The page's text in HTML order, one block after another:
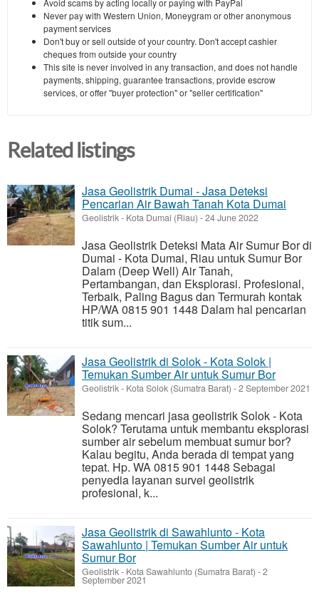
Avoid scams by acting locally or paying with PayPal
Never pay with Western Union, Moneygram or other anonymous
payment services
Don't buy or sell outside of your country. Don't accept cashier
cheques from outside your country
This site is never involved in any transaction, and does not handle
payments, shipping, guarantee transactions, provide escrow
services, or offer "buyer protection" or "seller certification"
Related listings
Jasa Geolistrik Dumai - Jasa Deteksi
Pencarian Air Bawah Tanah Kota Dumai
Geolistrik- Kota Dumai (Riau) -24 June 2022
Jasa Geolistrik Deteksi Mata Air Sumur Bor di
Dumai - Kota Dumai, Riau untuk Sumur Bor
Dalam (Deep Well) Air Tanah,
Pertambangan, dan Eksplorasi. Profesional,
Terbaik, Paling Bagus dan Termurah kontak
HP/WA 0815 901 1448 Dalam hal pencarian
titik sum...
Jasa Geolistrik di Solok - Kota Solok |
Temukan Sumber Air untuk Sumur Bor
Geolistrik- Kota Solok (Sumatra Barat) -2 September 2021
Sedang mencari jasa geolistrik Solok - Kota
Solok? Terutama untuk membantu eksplorasi
sumber air sebelum membuat sumur bor?
Kalau begitu, Anda berada di tempat yang
tepat. Hp. WA 0815 901 1448 Sebagai
penyedia layanan survei geolistrik
profesional, k...
Jasa Geolistrik di Sawahlunto - Kota
Sawahlunto | Temukan Sumber Air untuk
Sumur Bor
Geolistrik- Kota Sawahlunto (Sumatra Barat) -2
September 2021